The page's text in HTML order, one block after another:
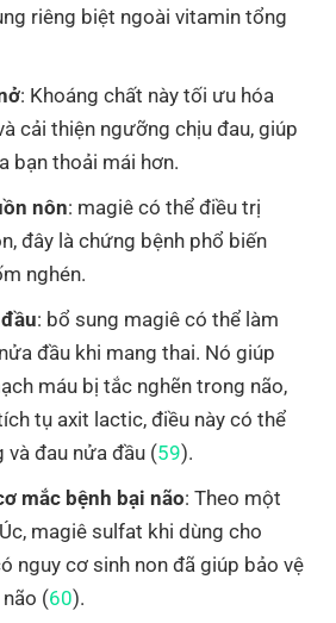
riêng biệt ngoài vitamin tổng
: Khoáng chất này tối ưu hóa
cải thiện ngưỡng chịu đau, giúp
bạn thoải mái hơn.
nôn: magiê có thể điều trị
đây là chứng bệnh phổ biến
nghén.
: bổ sung magiê có thể làm
đầu khi mang thai. Nó giúp
máu bị tắc nghẽn trong não,
tụ axit lactic, điều này có thể
và đau nửa đầu (59).
mắc bệnh bại não: Theo một
magiê sulfat khi dùng cho
nguy cơ sinh non đã giúp bảo vệ
(60).